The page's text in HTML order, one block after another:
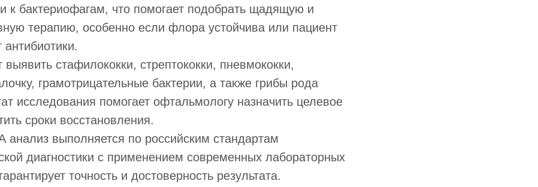
к бактериофагам, что помогает подобрать щадящую и
терапию, особенно если флора устойчива или пациент
выявить стафилококки, стрептококки, пневмококки,
грамотрицательные бактерии, а также грибы рода
исследования помогает офтальмологу назначить целевое
сроки восстановления.
выполняется по российским стандартам
диагностики с применением современных лабораторных
точность и достоверность результата.